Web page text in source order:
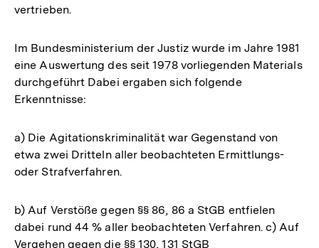
vertrieben.
Im Bundesministerium der Justiz wurde im Jahre 1981
eine Auswertung des seit 1978 vorliegenden Materials
durchgeführt Dabei ergaben sich folgende
Erkenntnisse:
a) Die Agitationskriminalität war Gegenstand von
etwa zwei Dritteln aller beobachteten Ermittlungs-
oder Strafverfahren.
b) Auf Verstöße gegen §§ 86, 86 a StGB entfielen
dabei rund 44 % aller beobachteten Verfahren. c) Auf
Vergehen gegen die §§ 130, 131 StGB